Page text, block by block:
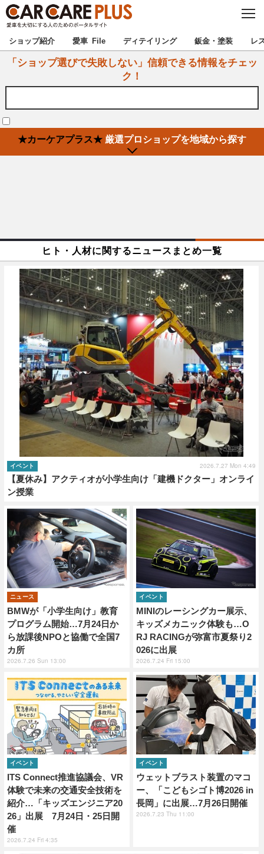
C
S
E
★カーケアプラス認定★ 厳選プロショップを地域から探す
北海道 東北
東海 関西
注目の記事
ショップレポート 愛車 File
自動車豆知識 ストップ！不具合修理＆粗悪修理
鈑金・塗装
ディテイリング
ディテイリング 洗車
ヘッドライト磨き コーティング
フィルム・ラッピング
鈑金・塗装
小キズ直し 防錆
特集記事
ストップ 不具合修理＆粗悪修理
カーメーカー「旧車」関連プロジェ
クト
コラム
ショップ紹介
ショップレポート プロショップ検索
レストア
カーメーカー「旧車」関連プロジ
ェクト
コラム
インタビュー
イベント
イベント告知 イベントレポート
ショップ紹介 愛車 File ディテイリング 鈑金・塗装 レ
「ショップ選びで失敗しない」信頼できる情報をチェッ
ク！
★カーケアプラス★ 厳選プロショップを地域から探す
ヒト・人材に関するニュースまとめ一覧
【夏休み】アクティオが小学生向け「建機ドクター」オンライ
ン授業
イベント 2026.7.27 Mon 4:49
BMWが「小学生向け」教育
プログラム開始…7月24日か
ら放課後NPOと協働で全国7
カ所
ニュース
2026.7.26 Sun 13:00
MINIのレーシングカー展示、
キッズメカニック体験も…O
RJ RACINGが弥富市夏祭り2
026に出展
イベント
2026.7.24 Fri 15:00
ITS Connect推進協議会、VR
体験で未来の交通安全技術を
紹介…「キッズエンジニア20
26」出展 7月24日・25日開
催
イベント
2026.7.24 Fri 4:35
ウェットブラスト装置のマコ
ー、「こどもシゴト博2026 in
長岡」に出展…7月26日開催
イベント
2026.7.23 Thu 11:00